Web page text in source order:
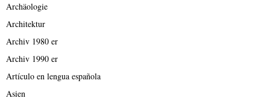
Archäologie
Architektur
Archiv 1980 er
Archiv 1990 er
Artículo en lengua española
Asien